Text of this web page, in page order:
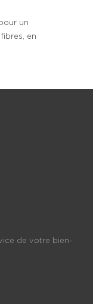
un
en
de votre bien-